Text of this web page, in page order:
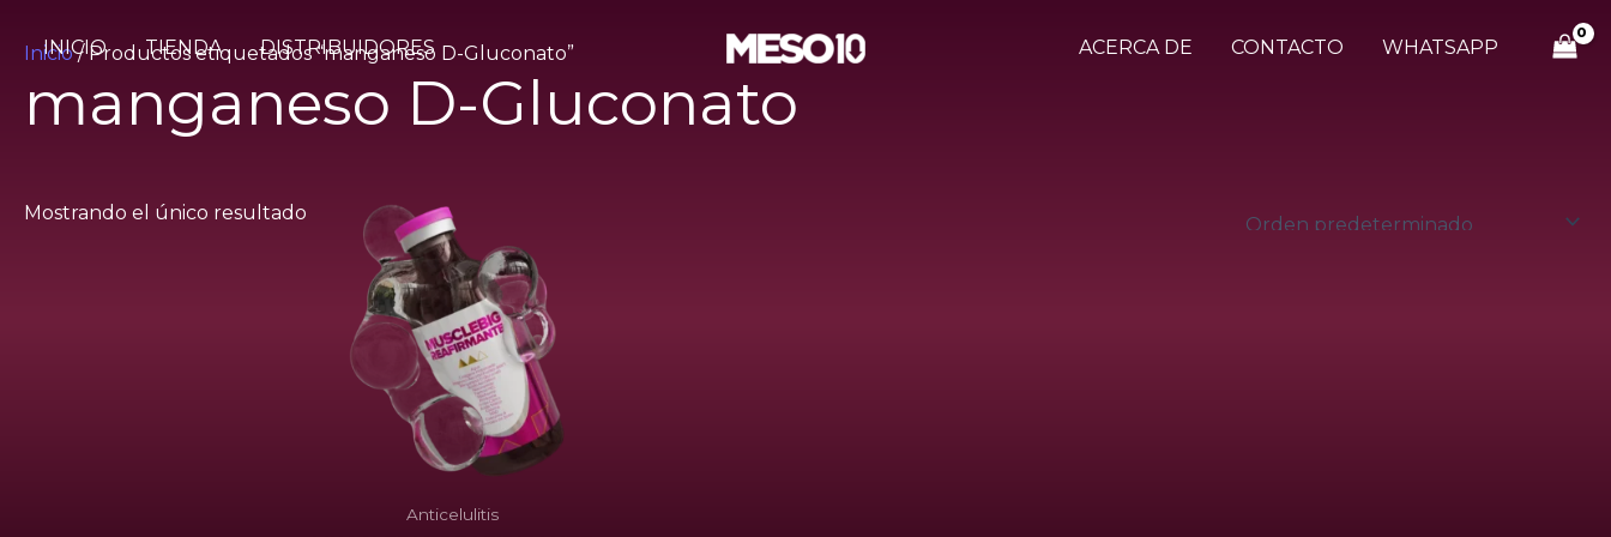
INICIO TIENDA DISTRIBUIDORES ACERCA DE CONTACTO WHATSAPP
Inicio/ Productos etiquetados “manganeso D-Gluconato”
manganeso D-Gluconato
Mostrando el único resultado
Anticelulitis